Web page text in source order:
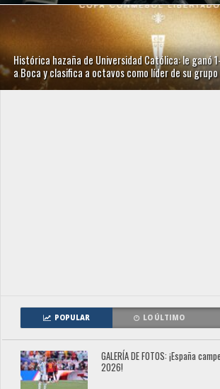
Histórica hazaña de Universidad Católica: le ganó
a Boca y clasifica a octavos como líder de su
POPULAR LO ÚLTIMO
GALERÍA DE FOTOS: ¡España
2026!